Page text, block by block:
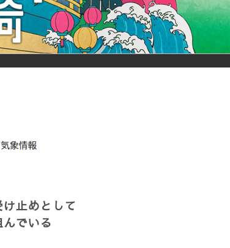
止めとして
でいる